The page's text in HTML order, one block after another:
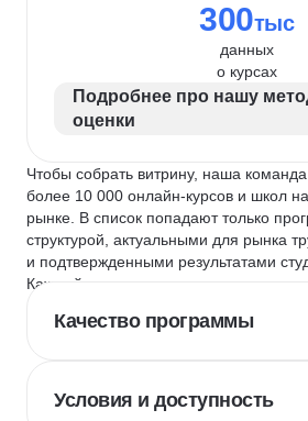
300тыс
данных
о курсах
Подробнее про нашу
оценки
Чтобы собрать витрину, наша
более 10 000 онлайн-курсов и школ
рынке. В список попадают только
структурой, актуальными для рынка
и подтвержденными результатами
Каждый курс и школу мы оцениваем по
Качество программы
Условия и доступность